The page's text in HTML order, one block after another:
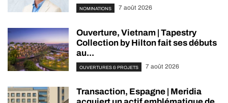
NOMINATIONS 7 août 2026
Ouverture, Vietnam | Tapestry
Collection by Hilton fait ses débuts
au...
OUVERTURES & PROJETS 7 août 2026
Transaction, Espagne | Meridia